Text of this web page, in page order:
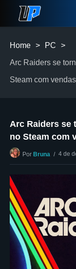
Home > PC >
Arc Raiders se
Steam com
Arc Raiders se
no Steam com
Por Bruna 4 de